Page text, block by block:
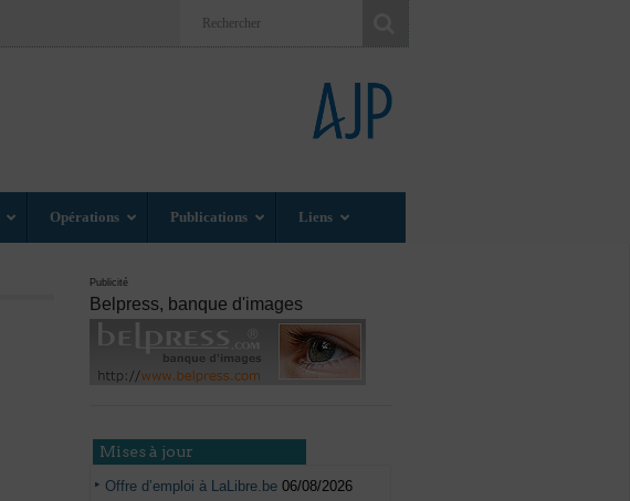
Opérations Publications Liens
Publicité
Belpress, banque d'images
Mises à jour
Offre d’emploi à LaLibre.be 06/08/2026